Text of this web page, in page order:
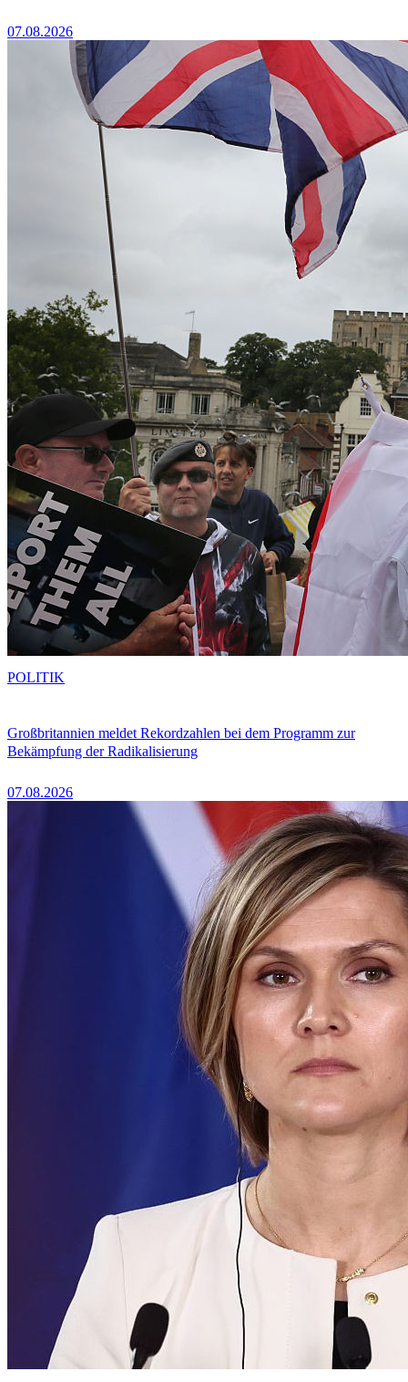
07.08.2026
Großbritannien meldet Rekordzahlen bei dem Programm zur
Bekämpfung der Radikalisierung
07.08.2026
POLITIK